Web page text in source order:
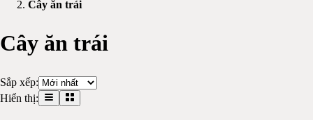
Cây ăn trái
Cây ăn trái
Sắp xếp:
Hiển thị: